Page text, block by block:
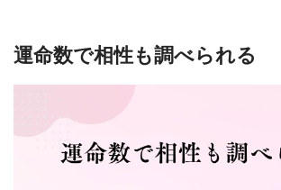
運命数で相性も調べられる